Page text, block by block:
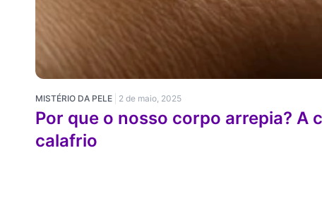
MISTÉRIO DA PELE 2 de maio, 2025
Por que o nosso corpo arrepia? A
calafrio